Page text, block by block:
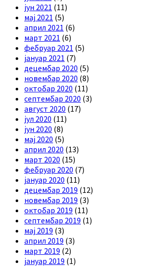
јун 2021 (11)
мај 2021 (5)
април 2021 (6)
март 2021 (6)
фебруар 2021 (5)
јануар 2021 (7)
децембар 2020 (5)
новембар 2020 (8)
октобар 2020 (11)
септембар 2020 (3)
август 2020 (17)
јул 2020 (11)
јун 2020 (8)
мај 2020 (5)
април 2020 (13)
март 2020 (15)
фебруар 2020 (7)
јануар 2020 (11)
децембар 2019 (12)
новембар 2019 (3)
октобар 2019 (11)
септембар 2019 (1)
мај 2019 (3)
април 2019 (3)
март 2019 (2)
јануар 2019 (1)